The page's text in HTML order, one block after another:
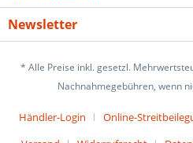
Newsletter
* Alle Preise inkl. gesetzl.
Nachnahmegebühren, wenn
Händler-Login Online-